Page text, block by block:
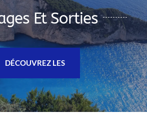
Et Sorties
DÉCOUVREZ LES